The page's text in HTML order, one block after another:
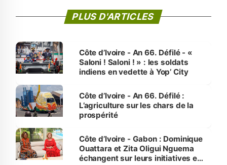
PLUS D'ARTICLES
Côte d’Ivoire - An 66. Défilé - «
Saloni ! Saloni ! » : les soldats
indiens en vedette à Yop’ City
Côte d’Ivoire - An 66. Défilé :
L’agriculture sur les chars de la
prospérité
Côte d’Ivoire - Gabon : Dominique
Ouattara et Zita Oligui Nguema
échangent sur leurs initiatives en